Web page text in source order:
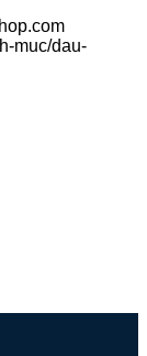
muc/dau-